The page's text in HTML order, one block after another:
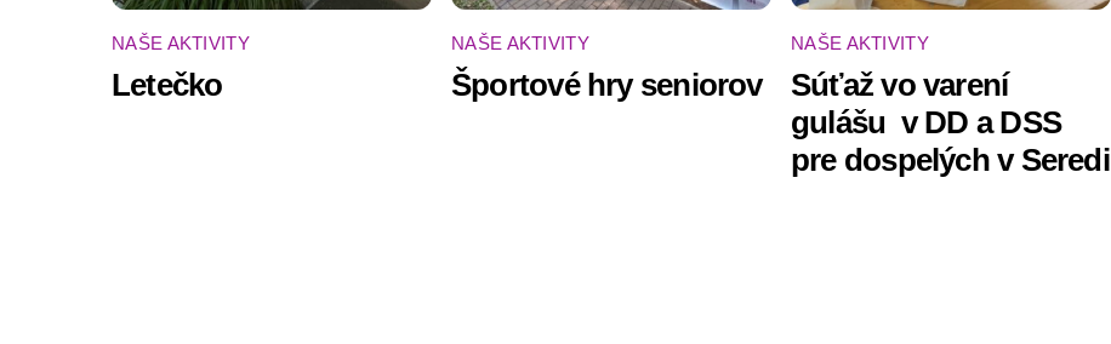
NAŠE AKTIVITY
Letečko
NAŠE AKTIVITY
Športové hry seniorov
NAŠE AKTIVITY
Súťaž vo varení
gulášu ‍ v DD a DSS
pre dospelých v Seredi